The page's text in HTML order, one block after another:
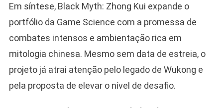
Em síntese, Black Myth: Zhong Kui expande o
portfólio da Game Science com a promessa de
combates intensos e ambientação rica em
mitologia chinesa. Mesmo sem data de estreia, o
projeto já atrai atenção pelo legado de Wukong e
pela proposta de elevar o nível de desafio.